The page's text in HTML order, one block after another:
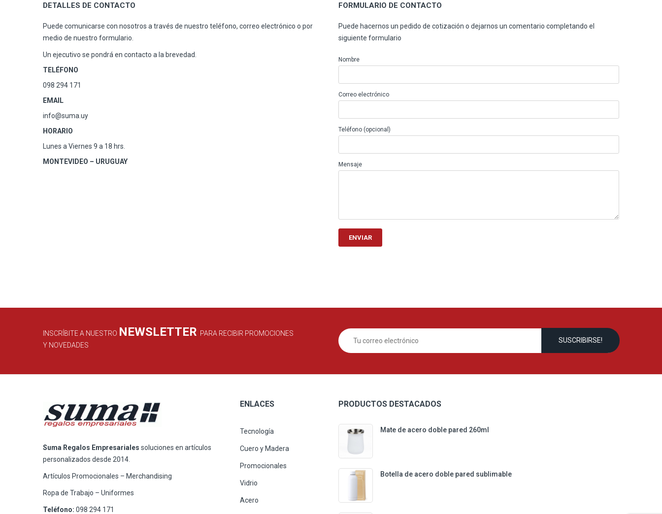
DETALLES DE CONTACTO
Puede comunicarse con nosotros a través de nuestro teléfono, correo electrónico o por
medio de nuestro formulario.
Un ejecutivo se pondrá en contacto a la brevedad.
TELÉFONO
098 294 171
EMAIL
info@suma.uy
HORARIO
Lunes a Viernes 9 a 18 hrs.
MONTEVIDEO – URUGUAY
FORMULARIO DE CONTACTO
Puede hacernos un pedido de cotización o dejarnos un comentario completando el
siguiente formulario
Nombre
Correo electrónico
Teléfono (opcional)
Mensaje
INSCRÍBITE A NUESTRO NEWSLETTER PARA RECIBIR PROMOCIONES
Y NOVEDADES
Suma Regalos Empresariales soluciones en artículos
personalizados desde 2014.
Artículos Promocionales – Merchandising
Ropa de Trabajo – Uniformes
Teléfono: 098 294 171
ENLACES
Tecnología
Cuero y Madera
Promocionales
Vidrio
Acero
PRODUCTOS DESTACADOS
Mate de acero doble pared 260ml
Botella de acero doble pared sublimable